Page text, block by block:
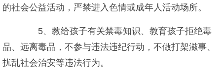
的社会公益活动，严禁进入色情或成年人活动场所。
5、教给孩子有关禁毒知识、教育孩子拒绝毒
品、远离毒品，不参与违法违纪行动，不做打架滋事、
扰乱社会治安等违法行为。